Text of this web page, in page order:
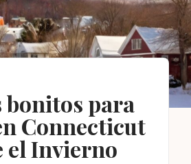
bonitos para
Connecticut
el Invierno